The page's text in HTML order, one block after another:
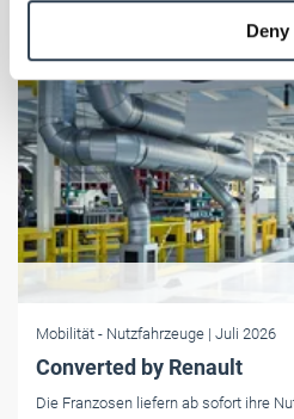
provided to them or that
Weitere Informationen:
Deny
Mobilität - Nutzfahrzeuge | Juli 2026
Converted by Renault
Die Franzosen liefern ab sofort ihre